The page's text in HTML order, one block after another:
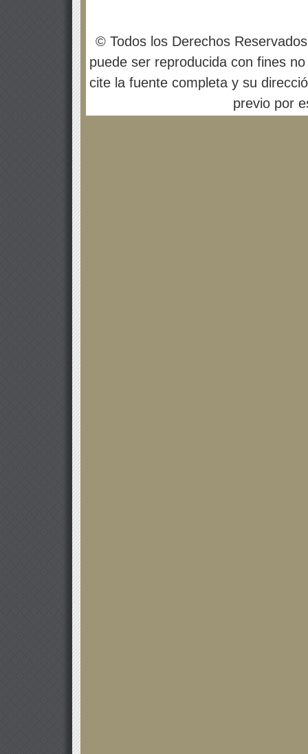
© Todos los Derechos
puede ser reproducida con fines
cite la fuente completa y su
previo por